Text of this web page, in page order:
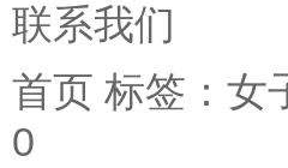
联系我们
首页 标签：女
0